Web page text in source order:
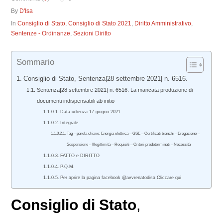
By D'Isa
InConsiglio di Stato,Consiglio di Stato 2021, Diritto Amministrativo,
Sentenze - Ordinanze,Sezioni Diritto
Sommario
Consiglio di Stato, Sentenza|28 settembre 2021| n. 6516.
Sentenza|28 settembre 2021| n. 6516. La mancata produzione di
documenti indispensabili ab initio
Data udienza 17 giugno 2021
Integrale
Tag – parola chiave: Energia elettrica – GSE – Certificati bianchi – Erogazione –
Sospensione – Illegittimità – Requisiti – Criteri predeterminati – Necessità
FATTO e DIRITTO
P.Q.M.
Per aprire la pagina facebook @avvrenatodisa Cliccare qui
Consiglio di Stato,